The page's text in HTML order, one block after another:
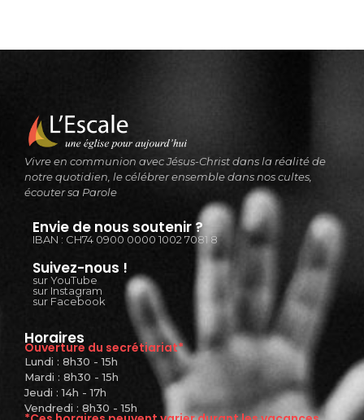
Vivre en communion avec Jésus-Christ dans la réalité de
notre quotidien, le célébrer ensemble dans nos cultes,
écouter sa Parole
Envie de nous soutenir ?
IBAN : CH74 0900 0000 1002 7081 8
Suivez-nous !
sur YouTube
sur Instagram
sur Facebook
Horaires
Ouverture du secrétiariat*
Lundi : 8h30 - 15h
Mardi : 8h30 - 15h
Jeudi : 14h - 17h
Vendredi : 8h30 - 15h